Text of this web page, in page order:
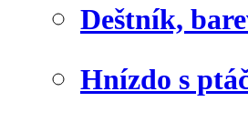
Deštník,
Hnízdo s